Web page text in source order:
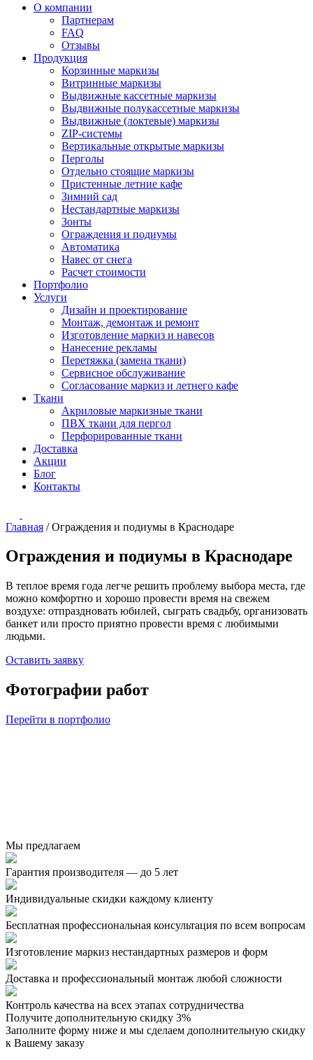
О компании
Партнерам
FAQ
Отзывы
Продукция
Корзинные маркизы
Витринные маркизы
Выдвижные кассетные маркизы
Выдвижные полукассетные маркизы
Выдвижные (локтевые) маркизы
ZIP-системы
Вертикальные открытые маркизы
Перголы
Отдельно стоящие маркизы
Пристенные летние кафе
Зимний сад
Нестандартные маркизы
Зонты
Ограждения и подиумы
Автоматика
Навес от снега
Расчет стоимости
Портфолио
Услуги
Дизайн и проектирование
Монтаж, демонтаж и ремонт
Изготовление маркиз и навесов
Нанесение рекламы
Перетяжка (замена ткани)
Сервисное обслуживание
Согласование маркиз и летнего кафе
Ткани
Акриловые маркизные ткани
ПВХ ткани для пергол
Перфорированные ткани
Доставка
Акции
Блог
Контакты
Главная /Ограждения и подиумы в Краснодаре
Ограждения и подиумы в Краснодаре
В теплое время года легче решить проблему выбора места, где
можно комфортно и хорошо провести время на свежем
воздухе: отпраздновать юбилей, сыграть свадьбу, организовать
банкет или просто приятно провести время с любимыми
людьми.
Оставить заявку
Фотографии работ
Перейти в портфолио
Мы предлагаем
Гарантия производителя — до 5 лет
Индивидуальные скидки каждому клиенту
Бесплатная профессиональная консультация по всем вопросам
Изготовление маркиз нестандартных размеров и форм
Доставка и профессиональный монтаж любой сложности
Контроль качества на всех этапах сотрудничества
Получите дополнительную скидку 3%
Заполните форму ниже и мы сделаем дополнительную скидку
к Вашему заказу